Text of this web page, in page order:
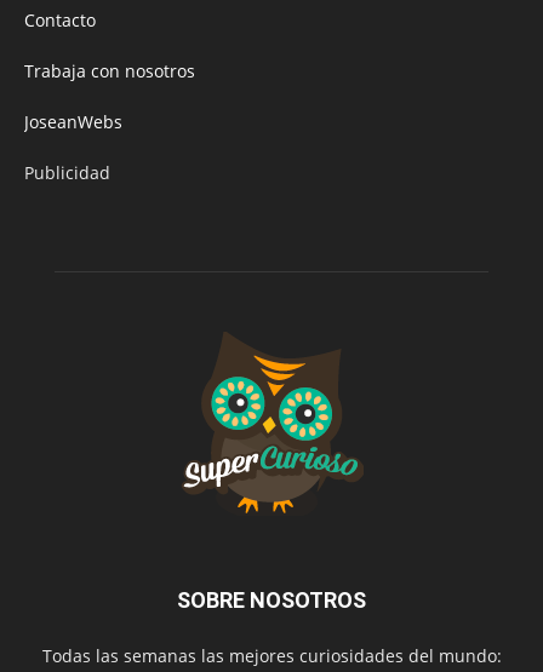
Contacto
Trabaja con nosotros
JoseanWebs
Publicidad
SOBRE NOSOTROS
Todas las semanas las mejores curiosidades del mundo: